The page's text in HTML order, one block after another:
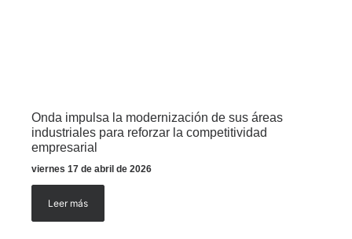
Onda impulsa la modernización de sus áreas
industriales para reforzar la competitividad
empresarial
viernes 17 de abril de 2026
Leer más